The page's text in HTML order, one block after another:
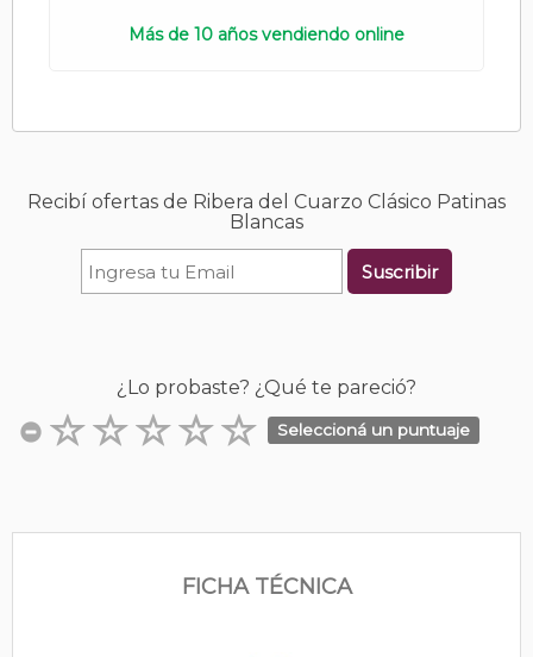
Más de 10 años vendiendo online
Recibí ofertas de Ribera del Cuarzo Clásico Patinas
Blancas
Suscribir
¿Lo probaste? ¿Qué te pareció?
Seleccioná un puntuaje
FICHA TÉCNICA